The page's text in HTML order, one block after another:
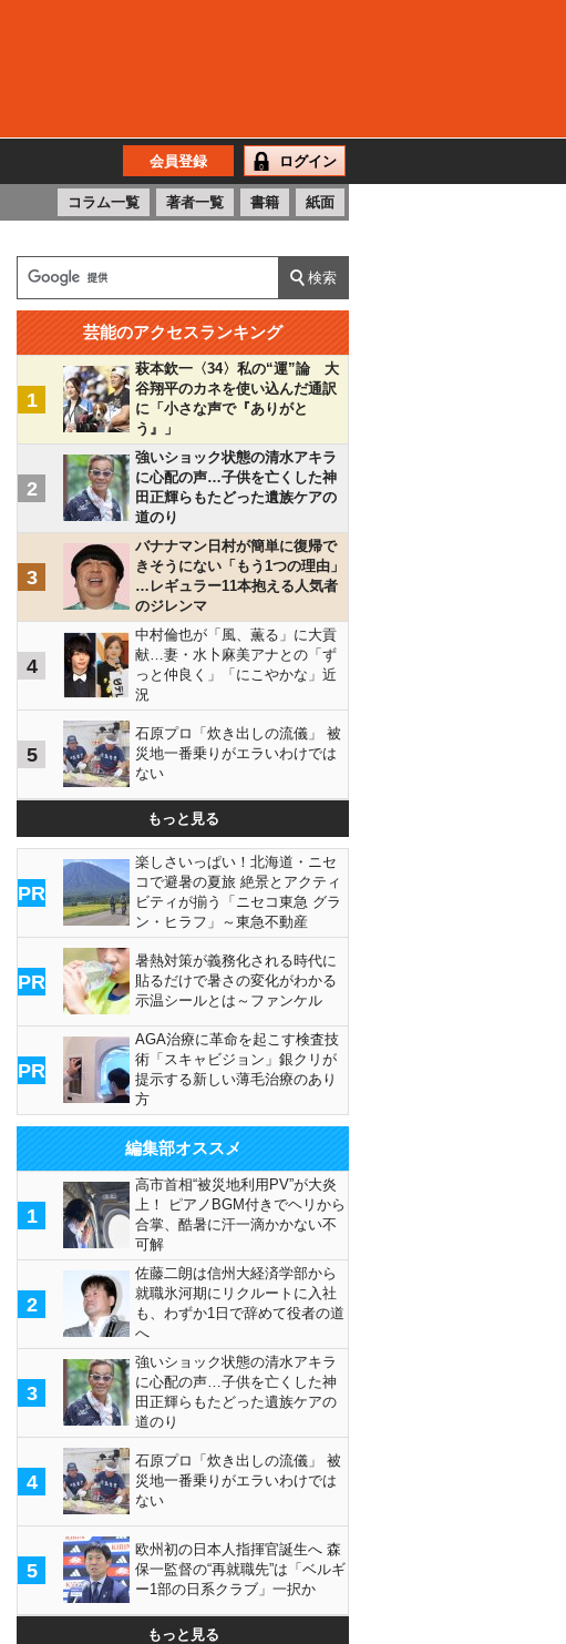
会員登録 ログイン
コラム一覧 著者一覧 書籍 紙面
芸能のアクセスランキング
1
萩本欽一〈34〉私の“運”論 大
谷翔平のカネを使い込んだ通訳
に「小さな声で『ありがと
う』」
2
強いショック状態の清水アキラ
に心配の声…子供を亡くした神
田正輝らもたどった遺族ケアの
道のり
3
バナナマン日村が簡単に復帰で
きそうにない「もう1つの理由」
…レギュラー11本抱える人気者
のジレンマ
4
中村倫也が「風、薫る」に大貢
献…妻・水卜麻美アナとの「ず
っと仲良く」「にこやかな」近
況
5
石原プロ「炊き出しの流儀」 被
災地一番乗りがエラいわけでは
ない
もっと見る
PR
楽しさいっぱい！北海道・ニセ
コで避暑の夏旅 絶景とアクティ
ビティが揃う「ニセコ東急 グラ
ン・ヒラフ」～東急不動産
PR
暑熱対策が義務化される時代に
貼るだけで暑さの変化がわかる
示温シールとは～ファンケル
PR
AGA治療に革命を起こす検査技
術「スキャビジョン」銀クリが
提示する新しい薄毛治療のあり
方
編集部オススメ
1
高市首相“被災地利用PV”が大炎
上！ ピアノBGM付きでヘリから
合掌、酷暑に汗一滴かかない不
可解
2
佐藤二朗は信州大経済学部から
就職氷河期にリクルートに入社
も、わずか1日で辞めて役者の道
へ
3
強いショック状態の清水アキラ
に心配の声…子供を亡くした神
田正輝らもたどった遺族ケアの
道のり
4
石原プロ「炊き出しの流儀」 被
災地一番乗りがエラいわけでは
ない
5
欧州初の日本人指揮官誕生へ 森
保一監督の“再就職先”は「ベルギ
ー1部の日系クラブ」一択か
もっと見る